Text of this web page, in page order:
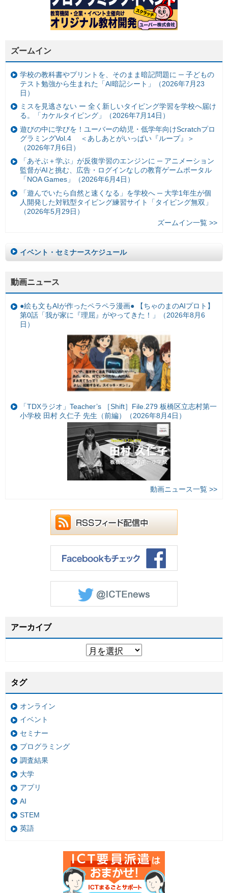
ズームイン
学校の教科書やプリントを、そのまま暗記問題に ─ 子どもの
テスト勉強から生まれた「AI暗記シート」（2026年7月23
日）
ミスを見逃さない ー 全く新しいタイピング学習を学校へ届け
る。「カケルタイピング」（2026年7月14日）
遊びの中に学びを！ユーバーの幼児・低学年向けScratchプロ
グラミングVol.4 ＜あしあとがいっぱい『ループ』＞
（2026年7月6日）
「あそぶ＋学ぶ」が反復学習のエンジンに ─ アニメーション
監督がAIと挑む、広告・ログインなしの教育ゲームポータル
「NOA Games」（2026年6月4日）
「遊んでいたら自然と速くなる」を学校へ ─ 大学1年生が個
人開発した対戦型タイピング練習サイト「タイピング無双」
（2026年5月29日）
ズームイン一覧 >>
イベント・セミナースケジュール
動画ニュース
●絵も文もAIが作ったペラペラ漫画● 【ちゃのまのAIプロト】
第0話「我が家に『理屈』がやってきた！」（2026年8月6
日）
「TDXラジオ」Teacher’s ［Shift］File.279 板橋区立志村第一
小学校 田村 久仁子 先生（前編）（2026年8月4日）
動画ニュース一覧 >>
アーカイブ
タグ
オンライン
イベント
セミナー
プログラミング
調査結果
大学
アプリ
AI
STEM
英語